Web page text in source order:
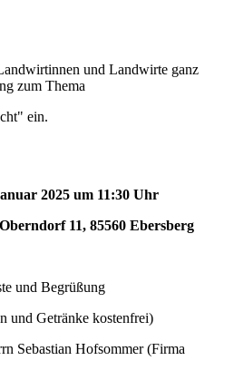
und Landwirte ganz
zum Thema
ein.
2025 um 11:30 Uhr
11, 85560 Ebersberg
und Begrüßung
und Getränke kostenfrei)
Sebastian Hofsommer (Firma